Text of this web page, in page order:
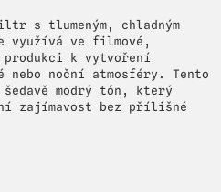
s tlumeným, chladným
využívá ve filmové,
k vytvoření
noční atmosféry. Tento
modrý tón, který
zajímavost bez přílišné